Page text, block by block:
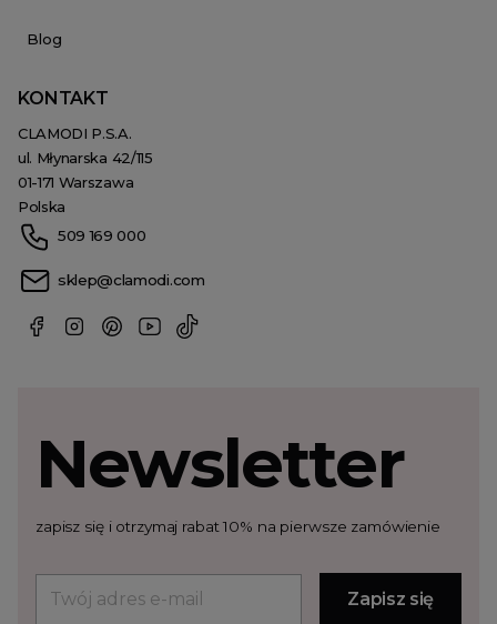
Blog
KONTAKT
CLAMODI P.S.A.
ul. Młynarska 42/115
01-171 Warszawa
Polska
509 169 000
sklep@clamodi.com
Newsletter
zapisz się i otrzymaj rabat 10% na pierwsze zamówienie